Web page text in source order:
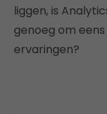
liggen, is
genoeg om
ervaringen?